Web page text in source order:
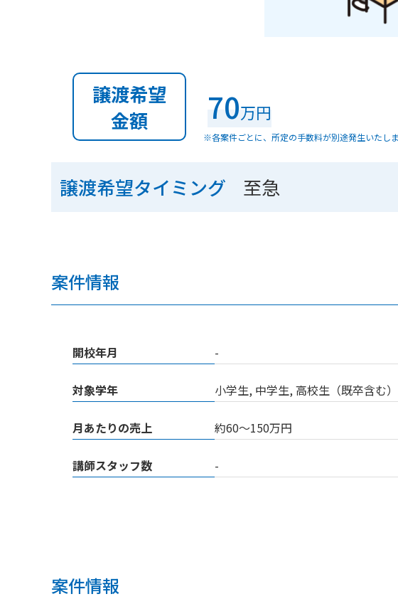
譲渡希望
金額
70万円
※各案件ごとに、所定の手数料が別途発生いたし
譲渡希望タイミング 至急
案件情報
開校年月 -
対象学年 小学生, 中学生, 高校生（既卒含む）
月あたりの売上 約60～150万円
講師スタッフ数 -
案件情報